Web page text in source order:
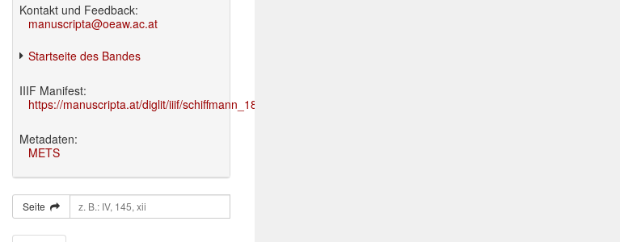
Kontakt und Feedback:
manuscripta@oeaw.ac.at
Startseite des Bandes
IIIF Manifest:
https://manuscripta.at/diglit/iiif/schiffmann_1895/manifest.json
Metadaten:
METS
Seite